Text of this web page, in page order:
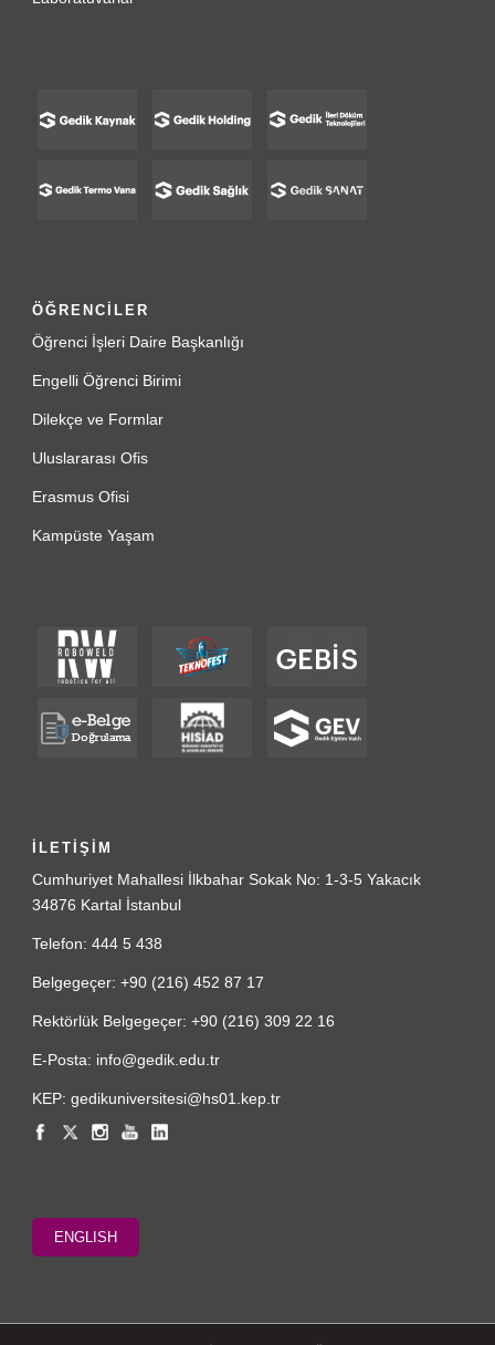
ÖĞRENCİLER
Öğrenci İşleri Daire Başkanlığı
Engelli Öğrenci Birimi
Dilekçe ve Formlar
Uluslararası Ofis
Erasmus Ofisi
Kampüste Yaşam
İLETİŞİM
Cumhuriyet Mahallesi İlkbahar Sokak No: 1-3-5 Yakacık
34876 Kartal İstanbul
Telefon: 444 5 438
Belgegeçer: +90 (216) 452 87 17
Rektörlük Belgegeçer: +90 (216) 309 22 16
E-Posta: info@gedik.edu.tr
KEP: gedikuniversitesi@hs01.kep.tr
ENGLISH